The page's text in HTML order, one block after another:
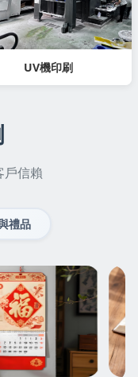
UV機印刷
戶信賴
禮品